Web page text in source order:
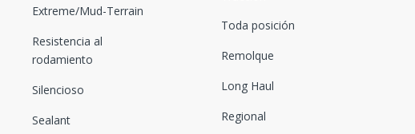
Extreme/Mud-Terrain
Resistencia al
rodamiento
Silencioso
Sealant
Toda posición
Remolque
Long Haul
Regional